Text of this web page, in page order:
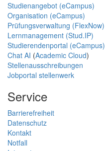
Studienangebot (eCampus)
Organisation (eCampus)
Prüfungsverwaltung (FlexNow)
Lernmanagement (Stud.IP)
Studierendenportal (eCampus)
Chat AI (Academic Cloud)
Stellenausschreibungen
Jobportal stellenwerk
Service
Barrierefreiheit
Datenschutz
Kontakt
Notfall